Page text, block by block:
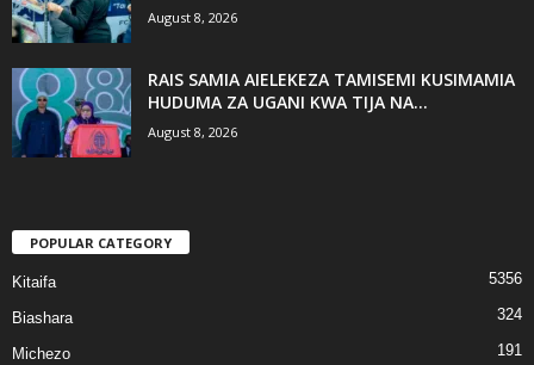
August 8, 2026
RAIS SAMIA AIELEKEZA TAMISEMI KUSIMAMIA
HUDUMA ZA UGANI KWA TIJA NA...
August 8, 2026
POPULAR CATEGORY
Kitaifa 5356
Biashara 324
Michezo 191